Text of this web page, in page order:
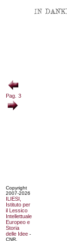
Pag. 3
Copyright
2007-2026
ILIESI,
Istituto per
il Lessico
Intellettuale
Europeo e
Storia
delle Idee -
CNR.